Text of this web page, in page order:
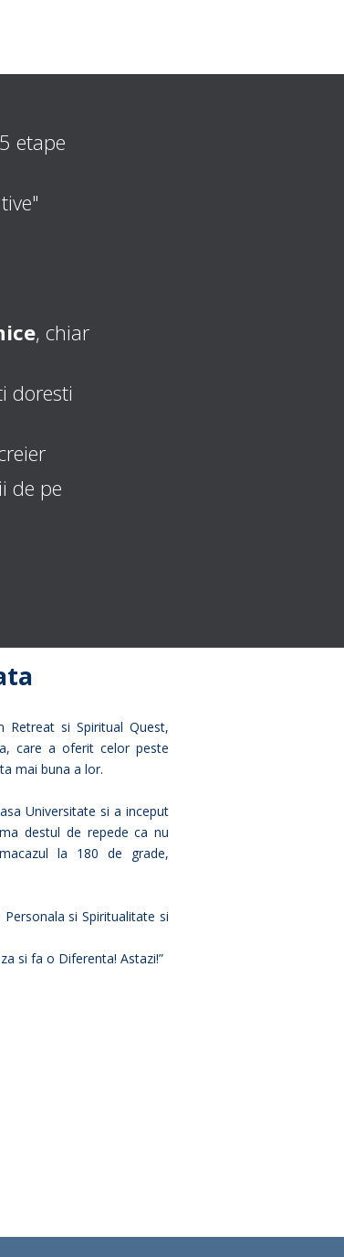
etape
, chiar
doresti
de pe
Retreat si Spiritual Quest,
care a oferit celor peste
mai buna a lor.
Universitate si a inceput
destul de repede ca nu
la 180 de grade,
si Spiritualitate si
si fa o Diferenta! Astazi!”